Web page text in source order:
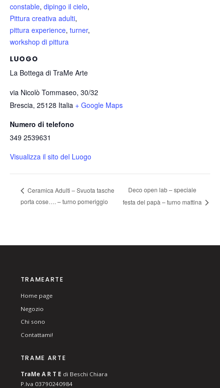
constable, dipingo il cielo,
Pittura creativa adulti,
pittura experience, turner,
workshop di pittura
LUOGO
La Bottega di TraMe Arte
via Nicolò Tommaseo, 30/32
Brescia, 25128 Italia + Google Maps
Numero di telefono
349 2539631
Visualizza il sito del Luogo
Ceramica Adulti – Svuota tasche
porta cose…. – turno pomeriggio
Deco open lab – speciale
festa del papà – turno mattina
TRAMEARTE
Home page
Negozio
Chi sono
Contattami!
TRAME ARTE
TraMe A R T E di Beschi Chiara
P.Iva 03790240984